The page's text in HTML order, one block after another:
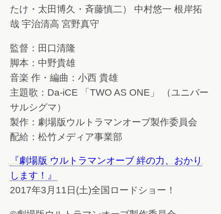
たけ・太田博久・斉藤慎二） 中村悠一 根岸拓
哉 宇治清高 宮野真守
監督：田口清隆
脚本：中野貴雄
音楽 作・編曲：小西 貴雄
主題歌：Da-iCE 「TWO AS ONE」 （ユニバー
サルシグマ）
製作：劇場版ウルトラマンオーブ製作委員会
配給：松竹メディア事業部
『劇場版 ウルトラマンオーブ 絆の力、おかり
します！』
2017年3月11日(土)全国ロードショー！